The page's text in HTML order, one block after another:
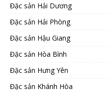
Đặc sản Hải Dương
Đặc sản Hải Phòng
Đặc sản Hậu Giang
Đặc sản Hòa Bình
Đặc sản Hưng Yên
Đặc sản Khánh Hòa